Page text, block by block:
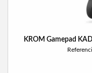
KROM Gamepad